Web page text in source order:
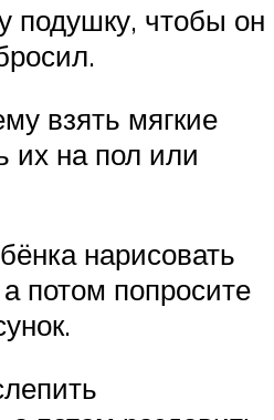
подушку, чтобы он
взять мягкие
их на пол или
нарисовать
а потом попросите